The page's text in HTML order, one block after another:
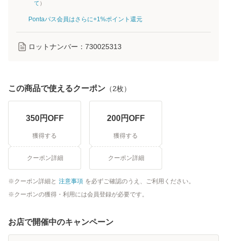
て ）
Pontaパス会員はさらに+1%ポイント還元
ロットナンバー： 730025313
この商品で使えるクーポン （2枚）
350円OFF
獲得する
クーポン詳細
200円OFF
獲得する
クーポン詳細
クーポン詳細と 注意事項 を必ずご確認のうえ、ご利用ください。
クーポンの獲得・利用には会員登録が必要です。
お店で開催中のキャンペーン